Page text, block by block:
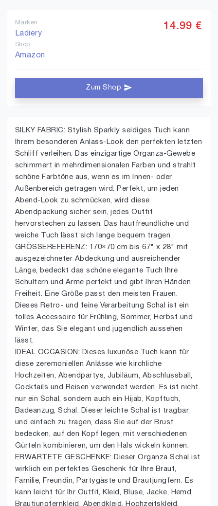
Marken
Ladiery
Shop
Amazon
14.99 €
Zum Shop
SILKY FABRIC: Stylish Sparkly seidiges Tuch kann
Ihrem besonderen Anlass-Look den perfekten letzten
Schliff verleihen. Das einzigartige Organza-Gewebe
schimmert in mehrdimensionalen Farben und strahlt
schöne Farbtöne aus, wenn es im Innen- oder
Außenbereich getragen wird. Perfekt, um jeden
Abend-Look zu schmücken, wird diese
Abendpackung sicher sein, jedes Outfit
hervorstechen zu lassen. Das hautfreundliche und
weiche Tuch lässt sich lange bequem tragen.
GRÖSSEREFERENZ: 170×70 cm bis 67" x 28" mit
ausgezeichneter Abdeckung und ausreichender
Länge, bedeckt das schöne elegante Tuch Ihre
Schultern und Arme perfekt und gibt Ihren Händen
Freiheit. Eine Größe passt den meisten Frauen.
Dieses Retro- und feine Verarbeitung Schal ist ein
tolles Accessoire für Frühling, Sommer, Herbst und
Winter, das Sie elegant und jugendlich aussehen
lässt.
IDEAL OCCASION: Dieses luxuriöse Tuch kann für
diese zeremoniellen Anlässe wie kirchliche
Hochzeiten, Abendpartys, Jubiläum, Abschlussball,
Cocktails und Reisen verwendet werden. Es ist nicht
nur ein Schal, sondern auch ein Hijab, Kopftuch,
Badeanzug, Schal. Dieser leichte Schal ist tragbar
und einfach zu tragen, dass Sie auf der Brust
bedecken, auf den Kopf legen, mit verschiedenen
Gürteln kombinieren, um den Hals wickeln können.
ERWARTETE GESCHENKE: Dieser Organza Schal ist
wirklich ein perfektes Geschenk für Ihre Braut,
Familie, Freundin, Partygäste und Brautjungfern. Es
kann leicht für Ihr Outfit, Kleid, Bluse, Jacke, Hemd,
Brautjungfernkleid, Abendkleid, Hochzeitskleid,